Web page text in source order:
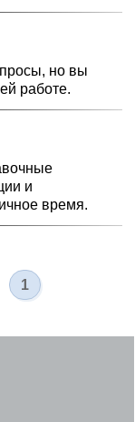
но вы
работе.
и
время.
1